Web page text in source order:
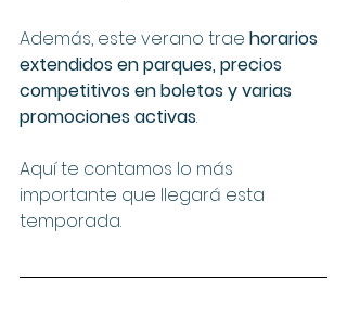
Además, este verano trae horarios
extendidos en parques, precios
competitivos en boletos y varias
promociones activas.
Aquí te contamos lo más
importante que llegará esta
temporada.